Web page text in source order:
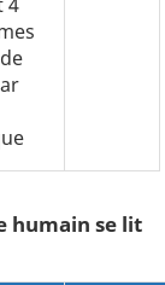
humain se lit